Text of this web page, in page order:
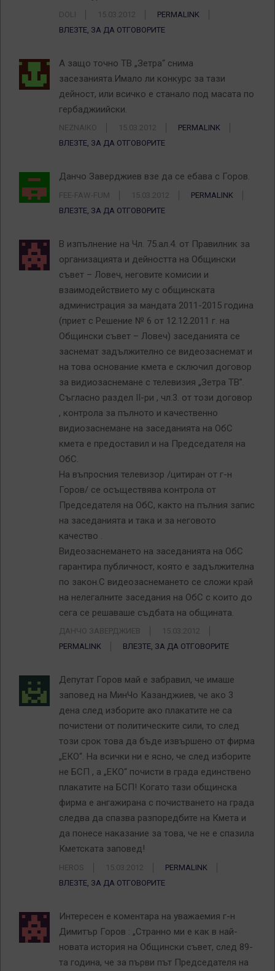
DOLI 15.03.2012
PERMALINK
ВЛЕЗТЕ, ЗА ДА ОТГОВОРИТЕ
А защо точно ТВ „Зетра“ снима
засезанията.Имало ли конкурс за тази
дейност, или всичко е станало под масата по
гербаджиийски.
NEZNAIKO 15.03.2012
PERMALINK
ВЛЕЗТЕ, ЗА ДА ОТГОВОРИТЕ
Данчо Заверджиев взе да се ебава с Горов.
FEE-FAW-FUM 15.03.2012
PERMALINK
ВЛЕЗТЕ, ЗА ДА ОТГОВОРИТЕ
В изпълнение на Чл. 75.ал.4. от Правилник за
организацията и дейността на Общински
съвет – Ловеч, неговите комисии и
взаимодействието му с общинската
администрация за мандата 2011-2015 година
(приет с Решение № 6 от 12.12.2011 г. на
Общински съвет – Ловеч) заседанията се
заснемат задължително се видеозаснемат и
на това основание кмета е сключил договор
за видиозаснемане с телевизия „Зетра ТВ”.
Съгласно раздел II-ри , чл.3. от този договор
, контрола за пълното и качественно
видиозаснемане на заседанията на ОбС
кмета е предоставил и на Председателя на
ОбС.
На въпросния телевизор /цитиран от г-н
Горов/ се осъществява контрола от
Председателя на ОбС, както на пълния запис
на заседанията и така и за неговото
качество .
Видеозаснемането на заседанията на ОбС
гарантира публичност, която е задължителна
по закон.С видеозаснемането се сложи край
на нелегалните заседания на ОбС с които до
сега се решаваше съдбата на общината.
ДАНЧО ЗАВЕРДЖИЕВ
15.03.2012
PERMALINK
ВЛЕЗТЕ, ЗА ДА ОТГОВОРИТЕ
Депутат Горов май е забравил, че имаше
заповед на МинЧо Казанджиев, че ако 3
дена след изборите ако плакатите не са
почистени от политическите сили, то след
този срок това да бъде извършено от фирма
„ЕКО“. На всички ни е ясно, че след изборите
не БСП , а „ЕКО“ почисти в града единствено
плакатите на БСП! Когато тази общинска
фирма е ангажирана с почистването на града
следва да спазва разпоредбите на Кмета и
да понесе наказание за това, че не е спазила
Кметската заповед!
HEROS 15.03.2012
PERMALINK
ВЛЕЗТЕ, ЗА ДА ОТГОВОРИТЕ
Интересен е коментара на уважаемия г-н
Димитър Горов : „Странно ми е как в най-
новата история на Общински съвет, след 89-
та година, че за първи път Председателя на